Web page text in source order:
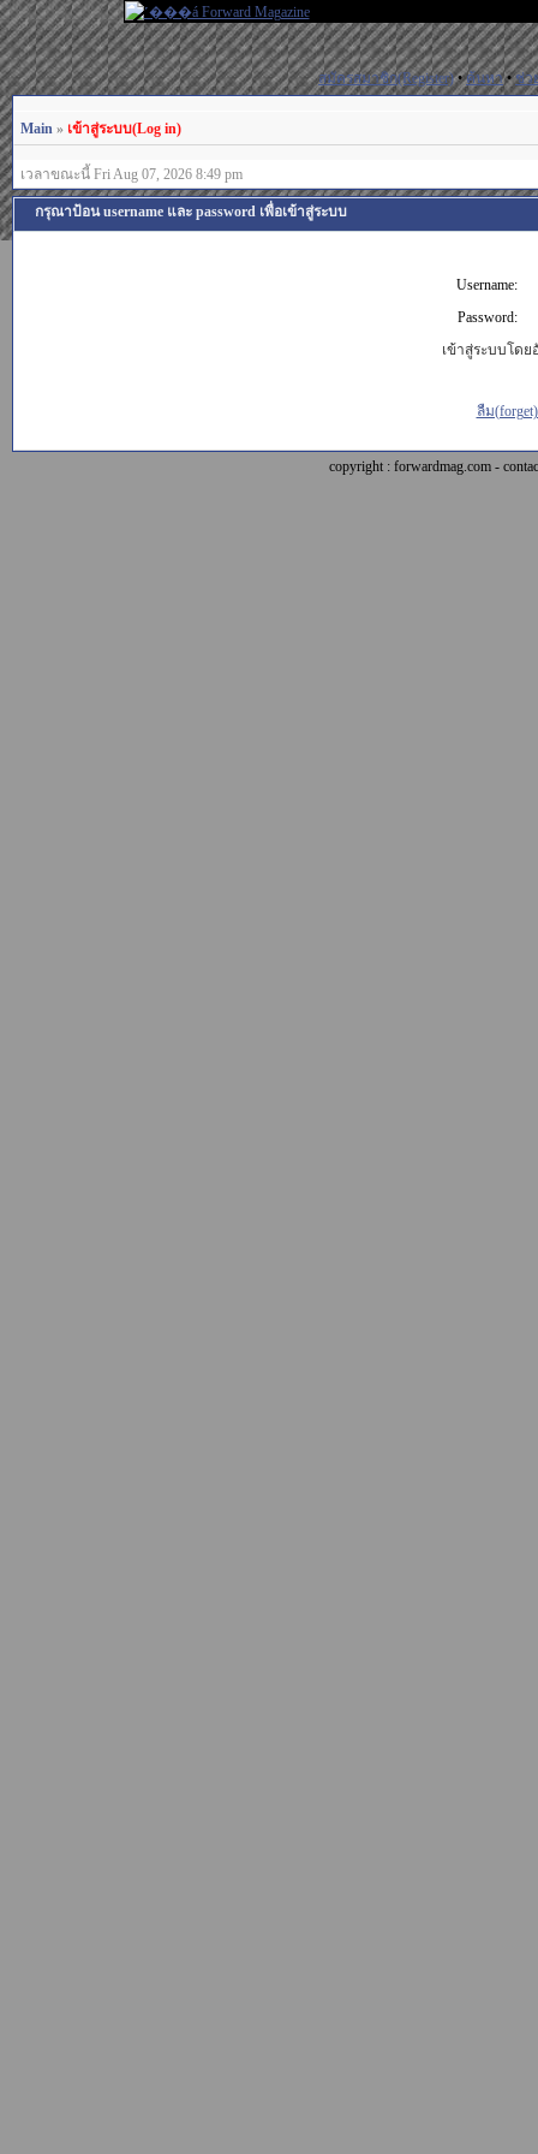
สมัครสมาชิก(Register)•ค้นหา•ช่ว
Main » เข้าสู่ระบบ(Log in)
เวลาขณะนี้ Fri Aug 07, 2026 8:49 pm
กรุณาป้อน username และ password เพื่อเข้าสู่ระบบ
Username:
Password:
เข้าสู่ระบบโดย
ลืม
copyright : forwardmag.com -